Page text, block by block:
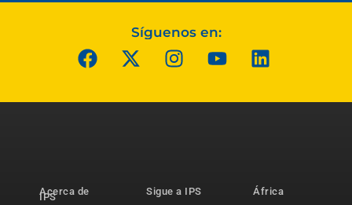
Síguenos en:
Acerca de
IPS
Sigue a IPS
África